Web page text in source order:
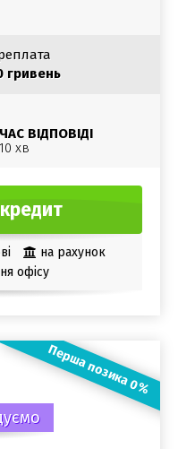
гривень
ЧАС ВІДПОВІДІ
10 хв
на рахунок
офісу
Перша позика 0%